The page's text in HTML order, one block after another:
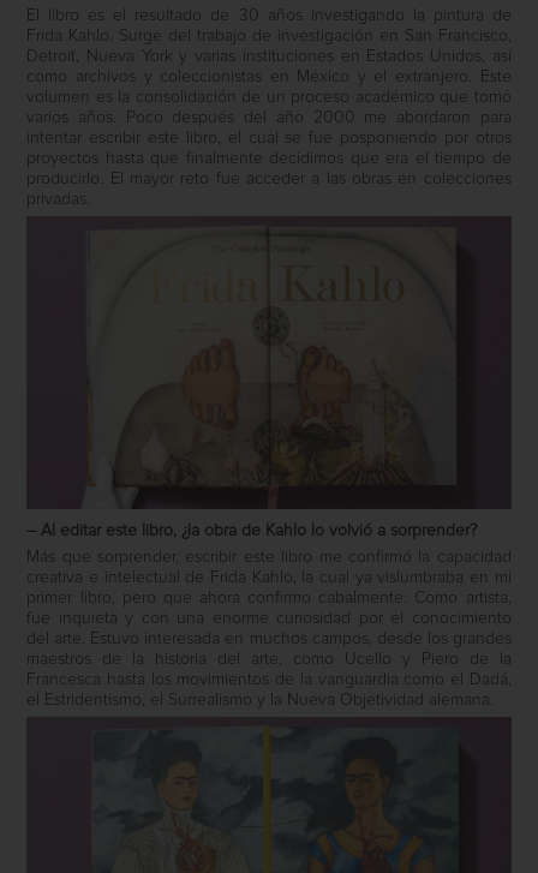
El libro es el resultado de 30 años investigando la pintura de
Frida Kahlo. Surge del trabajo de investigación en San Francisco,
Detroit, Nueva York y varias instituciones en Estados Unidos, así
como archivos y coleccionistas en México y el extranjero. Este
volumen es la consolidación de un proceso académico que tomó
varios años. Poco después del año 2000 me abordaron para
intentar escribir este libro, el cual se fue posponiendo por otros
proyectos hasta que finalmente decidimos que era el tiempo de
producirlo. El mayor reto fue acceder a las obras en colecciones
privadas.
– Al editar este libro, ¿la obra de Kahlo lo volvió a sorprender?
Más que sorprender, escribir este libro me confirmó la capacidad
creativa e intelectual de Frida Kahlo, la cual ya vislumbraba en mi
primer libro, pero que ahora confirmo cabalmente. Como artista,
fue inquieta y con una enorme curiosidad por el conocimiento
del arte. Estuvo interesada en muchos campos, desde los grandes
maestros de la historia del arte, como Ucello y Piero de la
Francesca hasta los movimientos de la vanguardia como el Dadá,
el Estridentismo, el Surrealismo y la Nueva Objetividad alemana.